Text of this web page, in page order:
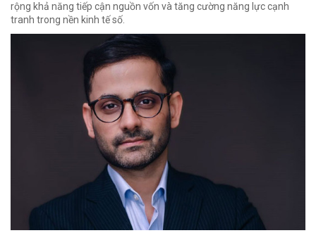
rộng khả năng tiếp cận nguồn vốn và tăng cường năng lực cạnh
tranh trong nền kinh tế số.